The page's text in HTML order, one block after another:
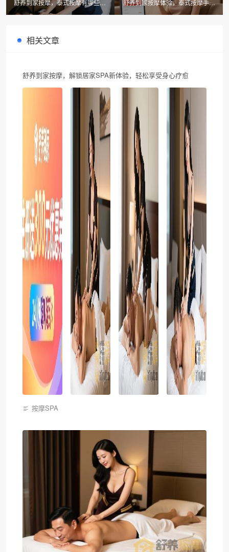
舒养到家按摩，泰式按摩有哪些项
目值得体验
舒养到家按摩体验，泰式按摩手法
流程全解析
相关文章
舒养到家按摩，解锁居家SPA新体验，轻松享受身心疗愈
按摩SPA